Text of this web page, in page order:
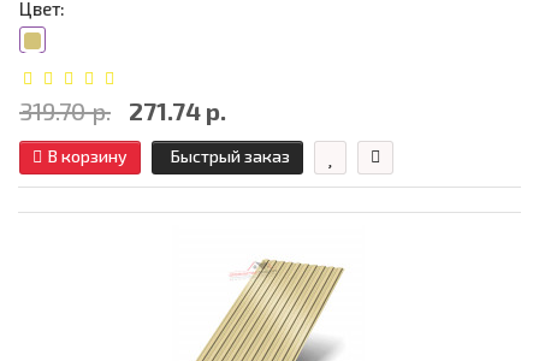
Цвет:
319.70 р. 271.74 р.
В корзину Быстрый заказ